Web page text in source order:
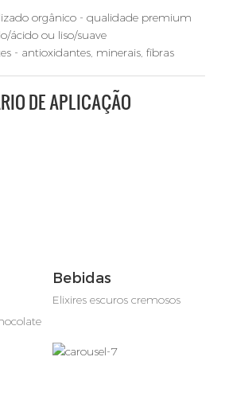
orgânico - qualidade premium
ácido ou liso/suave
- antioxidantes, minerais, fibras
DE APLICAÇÃO
Bebidas
Elixires escuros cremosos